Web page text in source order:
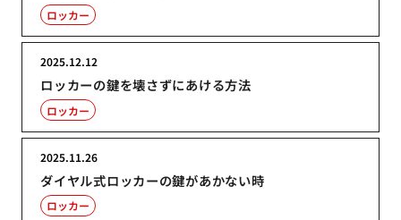
ロッカー
ロッカーの鍵を壊さずにあける方法
2025.12.12
ロッカー
ダイヤル式ロッカーの鍵があかない時
2025.11.26
ロッカー